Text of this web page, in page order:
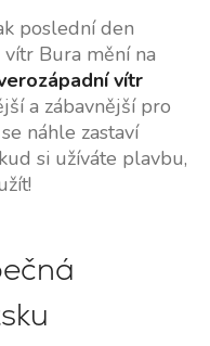
poslední den
Bura mění na
vítr
a zábavnější pro
náhle zastaví
si užíváte plavbu,